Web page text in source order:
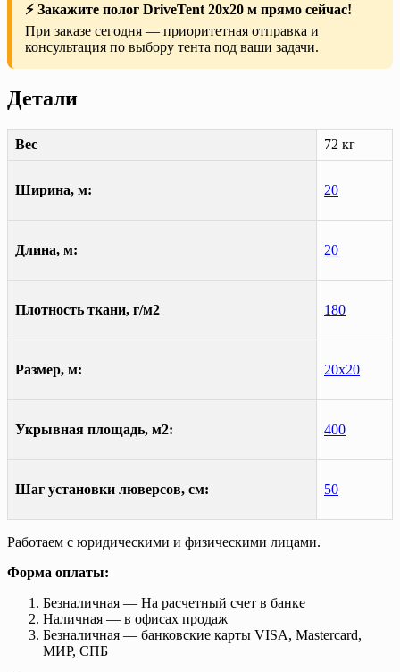
⚡ Закажите полог DriveTent 20х20 м прямо сейчас!
При заказе сегодня — приоритетная отправка и
консультация по выбору тента под ваши задачи.
Детали
Вес 72 кг
Ширина, м: 20
Длина, м: 20
Плотность ткани, г/м2 180
Размер, м: 20х20
Укрывная площадь, м2: 400
Шаг установки люверсов, см: 50
Работаем с юридическими и физическими лицами.
Форма оплаты:
Безналичная — На расчетный счет в банке
Наличная — в офисах продаж
Безналичная — банковские карты VISA, Mastercard,
МИР, СПБ